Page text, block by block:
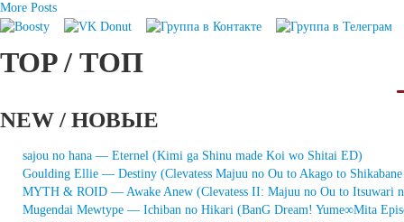
More Posts
TOP / ТОП
NEW / НОВЫЕ
sajou no hana — Eternel (Kimi ga Shinu made Koi wo Shitai ED)
Goulding Ellie — Destiny (Clevatess Majuu no Ou to Akago to Shikabane
MYTH & ROID — Awake Anew (Clevatess II: Majuu no Ou to Itsuwari
Mugendai Mewtype — Ichiban no Hikari (BanG Dream! Yume∞Mita